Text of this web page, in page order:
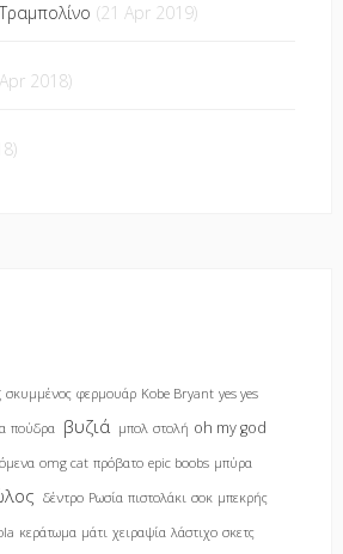
(21 Apr 2019)
2018)
σκυμμένος φερμουάρ Kobe Bryant yes yes
πούδρα βυζιά μπολ στολή oh my god
omg cat πρόβατο epic boobs μπύρα
δέντρο Ρωσία πιστολάκι σοκ μπεκρής
κεράτωμα μάτι χειραψία λάστιχο σκετς